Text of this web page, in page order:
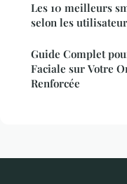
Les 10 meilleurs
selon les
Guide Complet
Faciale sur Votre
Renforcée